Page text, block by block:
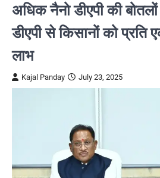
अधिक नैनो डीएपी की
डीएपी से किसानों को
लाभ
Kajal Panday July 23, 2025